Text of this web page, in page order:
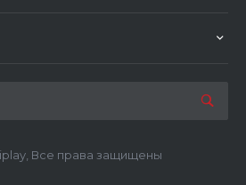
Все права защищены